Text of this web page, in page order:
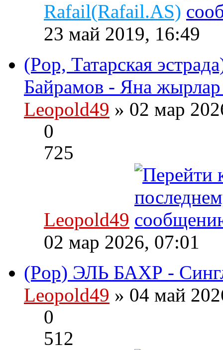
Rafail(Rafail.AS)
23 май 2019, 16:49
(Pop, Татарская
Байрамов - Яна
Leopold49 » 02 мар
0
725
Leopold49
02 мар 2026, 07:01
(Pop) ЭЛЬ БАХР -
Leopold49 » 04 май
0
512